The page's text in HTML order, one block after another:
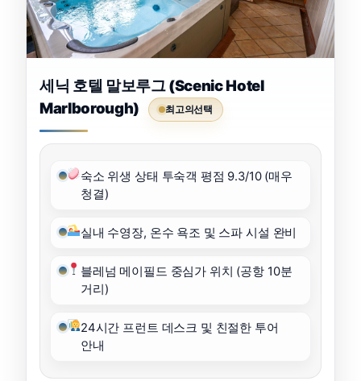
세닉 호텔 말보루그 (Scenic Hotel
Marlborough)
최고의선택
숙소 위생 상태 투숙객 평점 9.3/10 (매우
청결)
실내 수영장, 온수 욕조 및 스파 시설 완비
블레넘 메이필드 중심가 위치 (공항 10분
거리)
24시간 프런트 데스크 및 친절한 투어
안내